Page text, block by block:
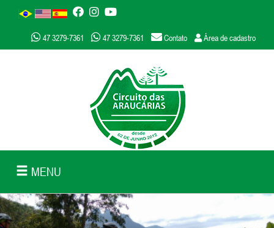
47 3279-7361 47 3279-7361 Contato Área de cadastro
MENU